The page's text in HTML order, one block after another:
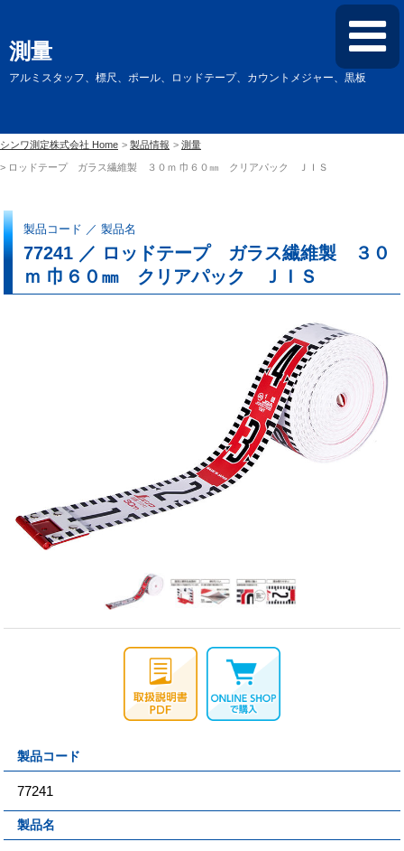
測量
アルミスタッフ、標尺、ポール、ロッドテープ、カウントメジャー、黒板
シンワ測定株式会社 Home 製品情報 測量
ロッドテープ ガラス繊維製 ３０ｍ 巾６０㎜ クリアパック ＪＩＳ
製品コード ／ 製品名
77241 ／ ロッドテープ ガラス繊維製 ３０
ｍ 巾６０㎜ クリアパック ＪＩＳ
製品コード
77241
製品名